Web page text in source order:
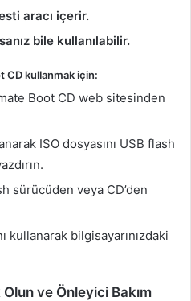
aracı içerir.
bile kullanılabilir.
CD kullanmak için:
Boot CD web sitesinden
ISO dosyasını USB flash
sürücüden veya CD’den
kullanarak bilgisayarınızdaki
Olun ve Önleyici Bakım